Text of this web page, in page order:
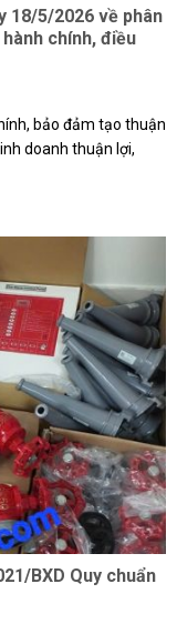
18/5/2026 về phân
chính, điều
bảo đảm tạo thuận
doanh thuận lợi,
BXD Quy chuẩn